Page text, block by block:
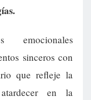
sinceros con
que refleje la
en la